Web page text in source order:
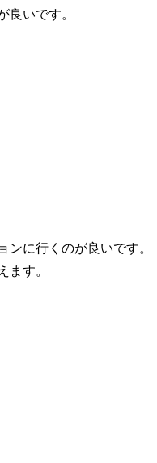
良いです。
に行くのが良いです。
ます。